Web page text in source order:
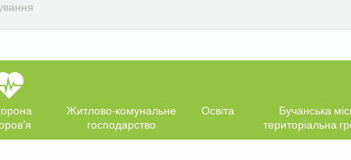
Житлово-комунальне
господарство
Освіта
Бучанська
територіальна